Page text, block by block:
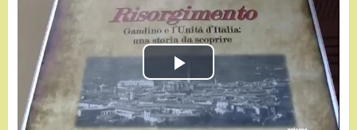
c
a
P
l